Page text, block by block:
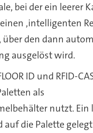
bei der ein leerer
‚intelligenten
den dann
ausgelöst wird.
ID und RFID-
als
nutzt. Ein
auf die Palette